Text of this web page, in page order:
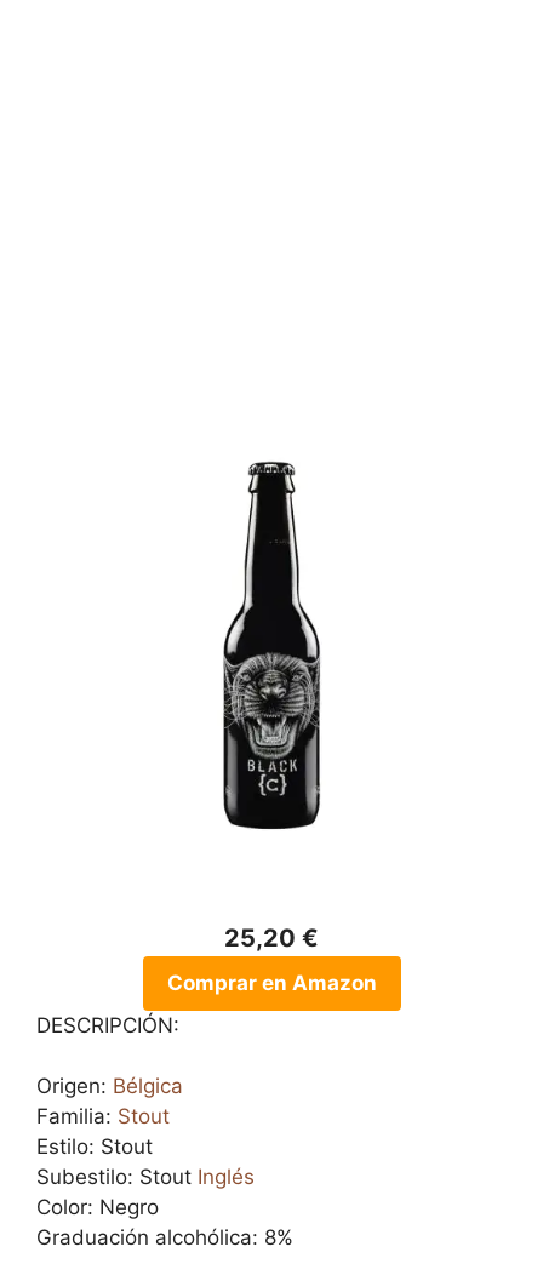
25,20 €
Comprar en Amazon
DESCRIPCIÓN:
Origen: Bélgica
Familia: Stout
Estilo: Stout
Subestilo: Stout Inglés
Color: Negro
Graduación alcohólica: 8%